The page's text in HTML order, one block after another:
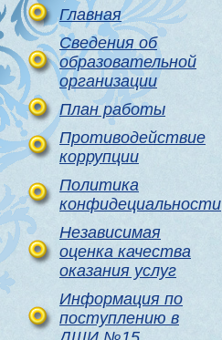
Главная
Сведения об
образовательной
организации
План работы
Противодействие
коррупции
Политика
конфидециальности
Независимая
оценка качества
оказания услуг
Информация по
поступлению в